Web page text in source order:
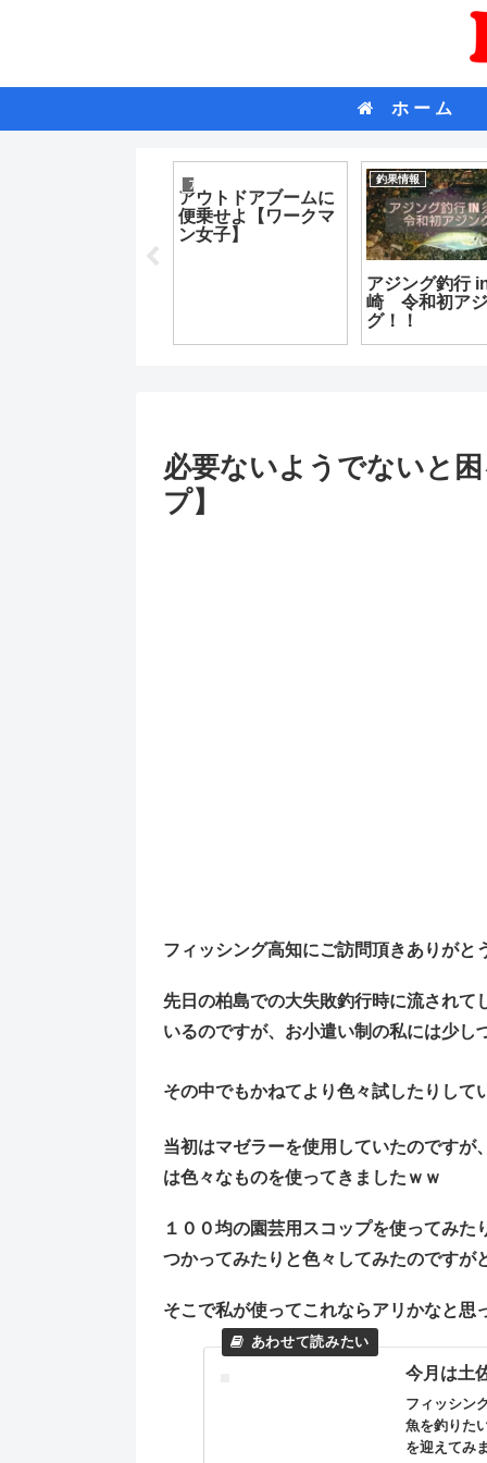
ホ ー ム
商品紹介 雑記
【釣り】おすす
画紹介！！ ふ
り編 ～part２～
必要ないようでないと
プ】
フィッシング高知にご訪問頂きありがと
先日の柏島での大失敗釣行時に流されて
いるのですが、お小遣い制の私には少し
その中でもかねてより色々試したりして
当初はマゼラーを使用していたのですが
は色々なものを使ってきましたｗｗ
１００均の園芸用スコップを使ってみ
つかってみたりと色々してみたのですが
そこで私が使ってこれならアリかなと思
今月は土
フィッシン
魚を釣りた
を迎えてみ